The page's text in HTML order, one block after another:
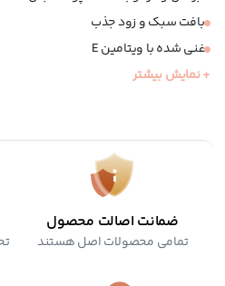
بافت سبک و زود جذب
غنی شده با ویتامین E
با رایحه لطیف و خنک گلی با ماندگاری بالا
+ نمایش بیشتر
ضمانت اصالت محصول
تمامی محصولات اصل هستند